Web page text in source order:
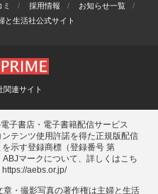
ミ 採用情報
お知らせ一覧
と生活社公式サイト
関連サイト
子書店・電子書籍配信サービス
テンツ使用許諾を得た正規版配信
示す登録商標（登録番号 第
マークについて、詳しくはこち
https://aebs.or.jp/
・撮影写真の著作権は主婦と⽣活